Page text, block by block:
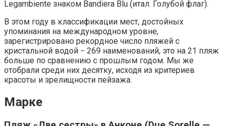
Legambiente знаком Bandiera Blu (итал. Голубой флаг).
В этом году в классификации мест, достойных
упоминания на международном уровне,
зарегистрировано рекордное число пляжей с
кристальной водой − 269 наименований, это на 21 пляж
больше по сравнению с прошлым годом. Мы же
отобрали среди них десятку, исходя из критериев
красоты и зрелищности пейзажа.
Марке